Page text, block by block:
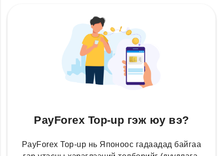
PayForex Top-up гэж юу вэ?
PayForex Top-up нь Японоос гадаадад байгаа